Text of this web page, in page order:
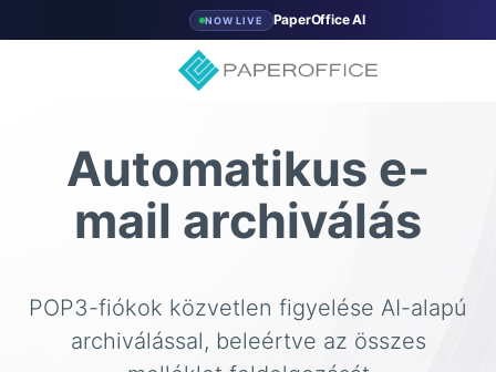
NOW LIVE PaperOffice AI
Automatikus e-
mail archiválás
POP3-fiókok közvetlen figyelése AI-alapú
archiválással, beleértve az összes